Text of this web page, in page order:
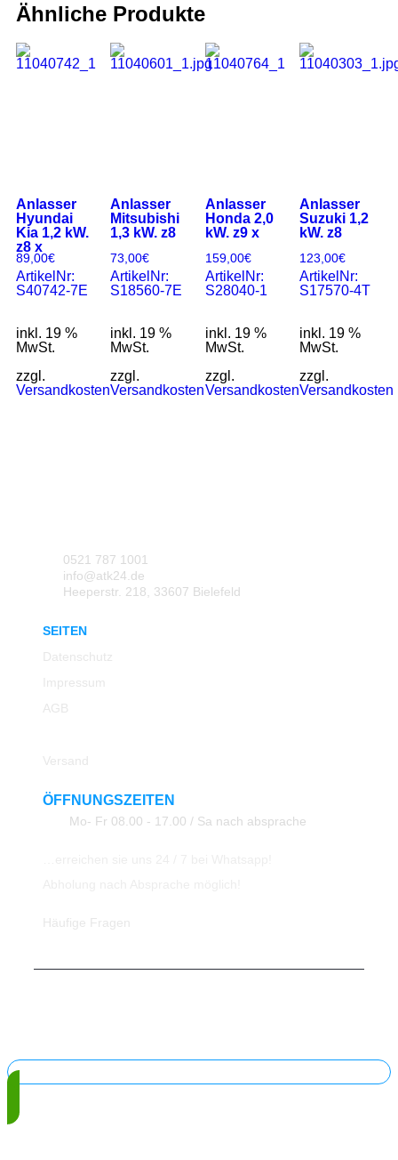
Ähnliche Produkte
Anlasser
Hyundai
Kia 1,2 kW.
z8 x
89,00€
ArtikelNr:
S40742-7E
inkl. 19 %
MwSt.
zzgl.
Versandkosten
Anlasser
Mitsubishi
1,3 kW. z8
73,00€
ArtikelNr:
S18560-7E
inkl. 19 %
MwSt.
zzgl.
Versandkosten
Anlasser
Honda 2,0
kW. z9 x
159,00€
ArtikelNr:
S28040-1
inkl. 19 %
MwSt.
zzgl.
Versandkosten
Anlasser
Suzuki 1,2
kW. z8
123,00€
ArtikelNr:
S17570-4T
inkl. 19 %
MwSt.
zzgl.
Versandkosten
0521 787 1001
info@atk24.de
Heeperstr. 218, 33607 Bielefeld
SEITEN
Datenschutz
Impressum
AGB
Versand
ÖFFNUNGSZEITEN
Mo- Fr 08.00 - 17.00 / Sa nach absprache
Häufige Fragen